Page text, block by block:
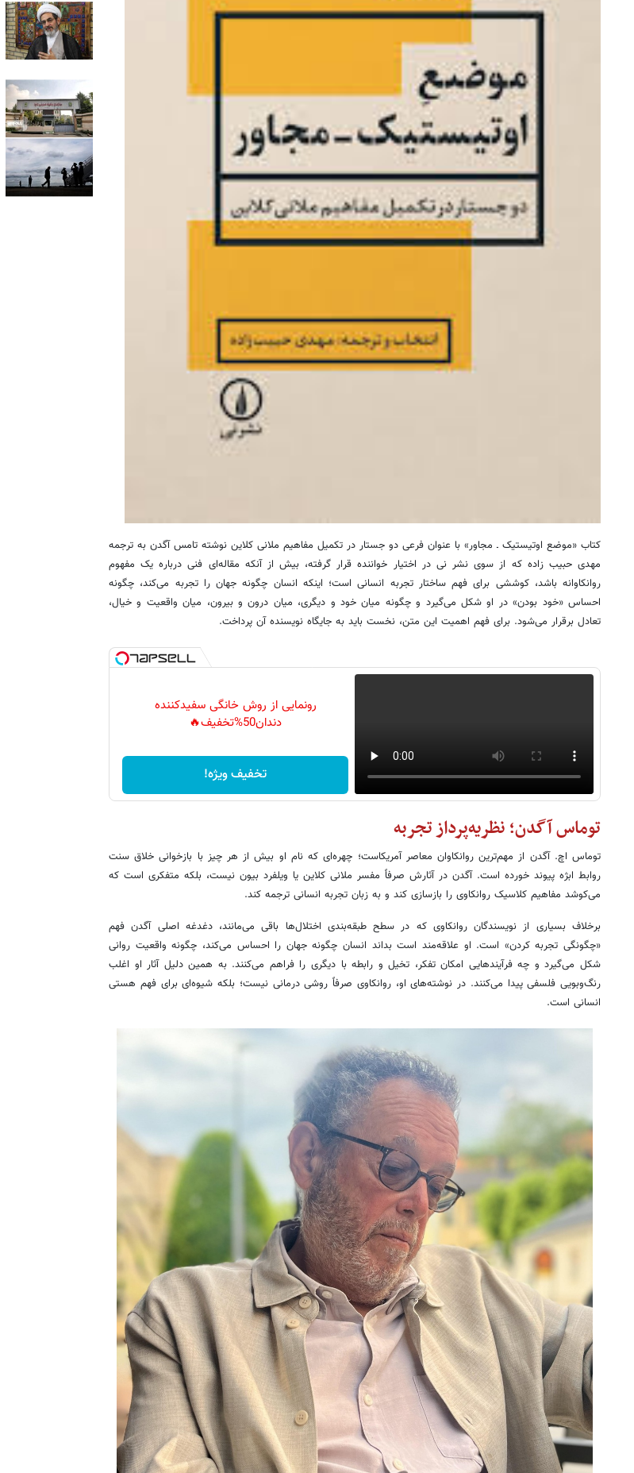
کتاب «موضع اوتیستیک ـ مجاور» با عنوان فرعی دو جستار در تکمیل مفاهیم ملانی کلاین نوشته تامس آگدن به ترجمه
مهدی حبیب زاده که از سوی نشر نی در اختیار خواننده قرار گرفته، بیش از آنکه مقاله‌ای فنی درباره یک مفهوم
روانکاوانه باشد، کوششی برای فهم ساختار تجربه انسانی است؛ اینکه انسان چگونه جهان را تجربه می‌کند، چگونه
احساس «خود بودن» در او شکل می‌گیرد و چگونه میان خود و دیگری، میان درون و بیرون، میان واقعیت و خیال،
تعادل برقرار می‌شود. برای فهم اهمیت این متن، نخست باید به جایگاه نویسنده آن پرداخت.
رونمایی از روش خانگی سفیدکننده
دندان50%تخفیف🔥
تخفیف ویژه!
توماس آگدن؛ نظریه‌پرداز تجربه
توماس اچ. آگدن از مهم‌ترین روانکاوان معاصر آمریکاست؛ چهره‌ای که نام او بیش از هر چیز با بازخوانی خلاق سنت
روابط ابژه پیوند خورده است. آگدن در آثارش صرفاً مفسر ملانی کلاین یا ویلفرد بیون نیست، بلکه متفکری است که
می‌کوشد مفاهیم کلاسیک روانکاوی را بازسازی کند و به زبان تجربه انسانی ترجمه کند.
برخلاف بسیاری از نویسندگان روانکاوی که در سطح طبقه‌بندی اختلال‌ها باقی می‌مانند، دغدغه اصلی آگدن فهم
«چگونگی تجربه کردن» است. او علاقه‌مند است بداند انسان چگونه جهان را احساس می‌کند، چگونه واقعیت روانی
شکل می‌گیرد و چه فرآیندهایی امکان تفکر، تخیل و رابطه با دیگری را فراهم می‌کنند. به همین دلیل آثار او اغلب
رنگ‌وبویی فلسفی پیدا می‌کنند. در نوشته‌های او، روانکاوی صرفاً روشی درمانی نیست؛ بلکه شیوه‌ای برای فهم هستی
انسانی است.